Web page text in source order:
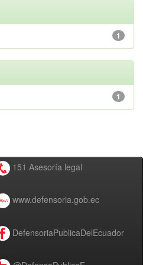
1
1
151 Asesoría legal
www.defensoria.gob.ec
DefensoriaPublicaDelEcuador